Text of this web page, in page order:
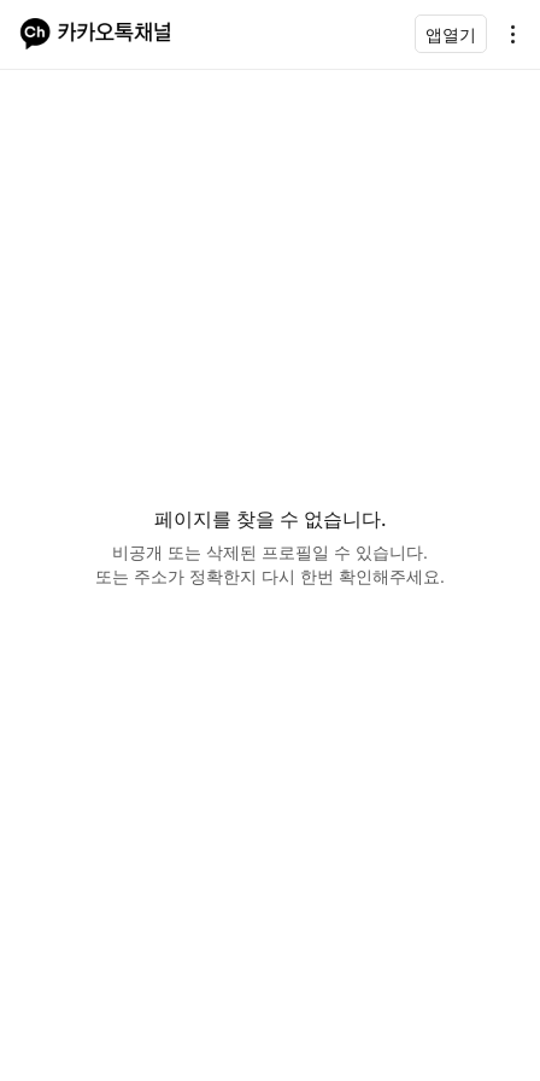
앱열기
페이지를 찾을 수 없습니다.
비공개 또는 삭제된 프로필일 수 있습니다.
또는 주소가 정확한지 다시 한번 확인해주세요.